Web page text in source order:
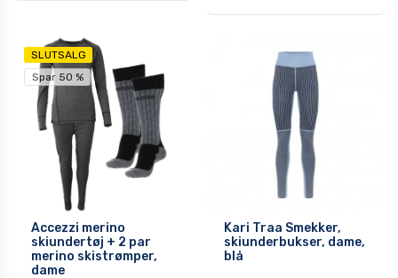
SLUTSALG
Spar 50 %
Accezzi merino
skiundertøj + 2 par
merino skistrømper,
dame
Kari Traa Smekker,
skiunderbukser, dame,
blå